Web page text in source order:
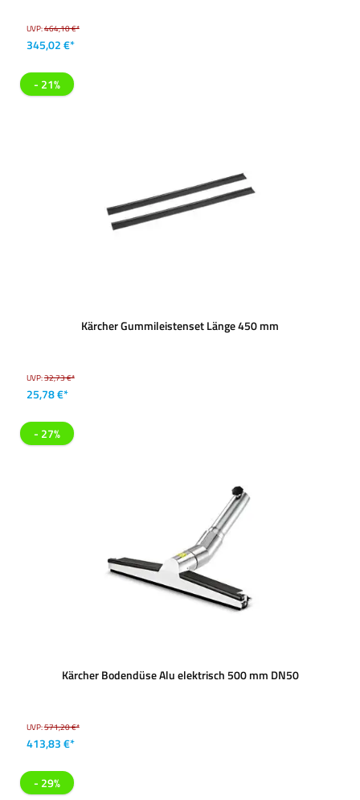
UVP:464,10 €*
345,02 €*
- 21%
Kärcher Gummileistenset Länge 450 mm
UVP:32,73 €*
25,78 €*
- 27%
Kärcher Bodendüse Alu elektrisch 500 mm DN50
UVP:571,20 €*
413,83 €*
- 29%